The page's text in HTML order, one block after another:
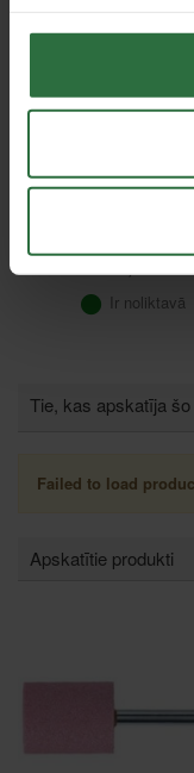
Gala slīpmašīna
131,82 €
Ir noliktavā
Tie, kas apskatīja šo
Failed to load
Apskatītie produkti